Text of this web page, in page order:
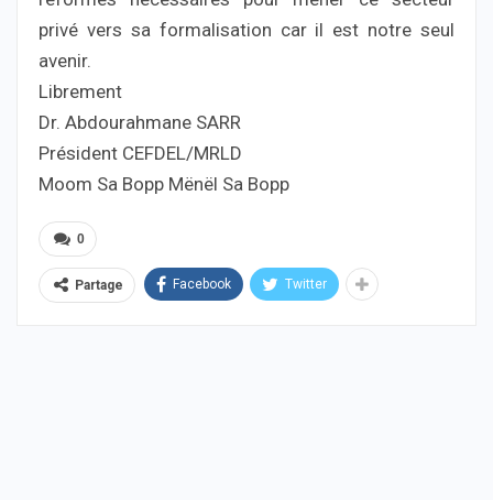
privé vers sa formalisation car il est notre seul
avenir.
Librement
Dr. Abdourahmane SARR
Président CEFDEL/MRLD
Moom Sa Bopp Mënël Sa Bopp
0
Partage Facebook Twitter